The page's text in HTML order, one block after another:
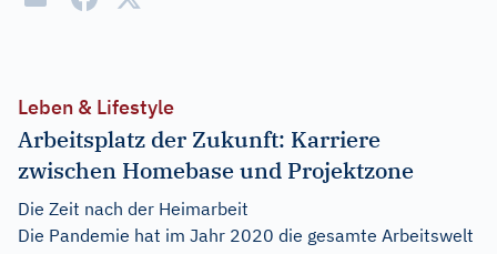
Leben & Lifestyle
Arbeitsplatz der Zukunft: Karriere
zwischen Homebase und Projektzone
Die Zeit nach der Heimarbeit
Die Pandemie hat im Jahr 2020 die gesamte Arbeitswelt